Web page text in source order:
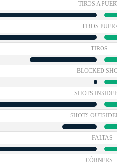
TIROS A
TIROS
TIROS
BLOCKED
SHOTS
SHOTS
FALTAS
CÓRNERS